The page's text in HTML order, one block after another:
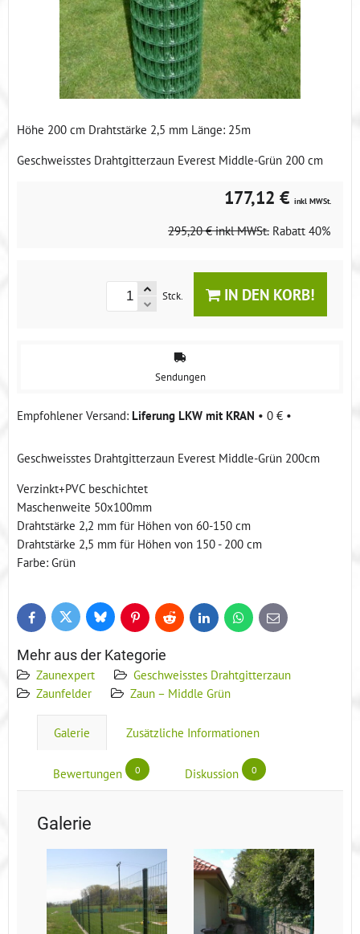
Höhe 200 cm Drahtstärke 2,5 mm Länge: 25m
Geschweisstes Drahtgitterzaun Everest Middle-Grün 200 cm
177,12 € inkl MWSt.
295,20 € inkl MWSt. Rabatt 40%
Stck. IN DEN KORB!
Sendungen
Liferung LKW mit KRAN • 0 € •
Geschweisstes Drahtgitterzaun Everest Middle-Grün 200cm
Verzinkt+PVC beschichtet
Maschenweite 50x100mm
Drahtstärke 2,2 mm für Höhen von 60-150 cm
Drahtstärke 2,5 mm für Höhen von 150 - 200 cm
Farbe: Grün
FacebookTwitter BlueskyPinterestReddit LinkedInWhatsApp
E-
mail
Mehr aus der Kategorie
Zaunexpert
Geschweisstes Drahtgitterzaun
Zaunfelder
Zaun – Middle Grün
Galerie Zusätzliche Informationen
Bewertungen 0 Diskussion 0
Galerie